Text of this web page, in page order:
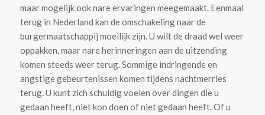
maar mogelijk ook nare ervaringen meegemaakt. Eenmaal
terug in Nederland kan de omschakeling naar de
burgermaatschappij moeilijk zijn. U wilt de draad wel weer
oppakken, maar nare herinneringen aan de uitzending
komen steeds weer terug. Sommige indringende en
angstige gebeurtenissen komen tijdens nachtmerries
terug. U kunt zich schuldig voelen over dingen die u
gedaan heeft, niet kon doen of niet gedaan heeft. Of u